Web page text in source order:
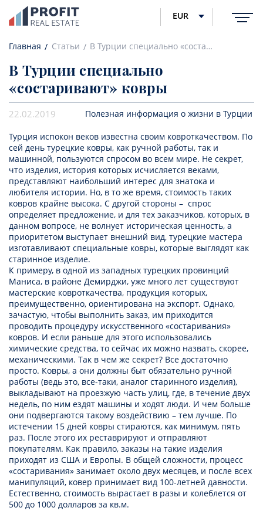
EUR
Главная Статьи В Турции специально «состаривают» ковры
В Турции специально
«состаривают» ковры
22.02.2019 Полезная информация о жизни в Турции
Турция испокон веков известна своим ковроткачеством. По
сей день турецкие ковры, как ручной работы, так и
машинной, пользуются спросом во всем мире. Не секрет,
что изделия, история которых исчисляется веками,
представляют наибольший интерес для знатока и
любителя истории. Но, в то же время, стоимость таких
ковров крайне высока. С другой стороны – спрос
определяет предложение, и для тех заказчиков, которых, в
данном вопросе, не волнует историческая ценность, а
приоритетом выступает внешний вид, турецкие мастера
изготавливают специальные ковры, которые выглядят как
старинное изделие.
К примеру, в одной из западных турецких провинций
Маниса, в районе Демирджи, уже много лет существуют
мастерские ковроткачества, продукция которых,
преимущественно, ориентирована на экспорт. Однако,
зачастую, чтобы выполнить заказ, им приходится
проводить процедуру искусственного «состаривания»
ковров. И если раньше для этого использовались
химические средства, то сейчас их можно назвать, скорее,
механическими. Так в чем же секрет? Все достаточно
просто. Ковры, а они должны быт обязательно ручной
работы (ведь это, все-таки, аналог старинного изделия),
выкладывают на проезжую часть улиц, где, в течение двух
недель, по ним ездят машины и ходят люди. И чем больше
они подвергаются такому воздействию – тем лучше. По
истечении 15 дней ковры стираются, как минимум, пять
раз. После этого их реставрируют и отправляют
покупателям. Как правило, заказы на такие изделия
приходят из США и Европы. В общей сложности, процесс
«состаривания» занимает около двух месяцев, и после всех
манипуляций, ковер принимает вид 100-летней давности.
Естественно, стоимость вырастает в разы и колеблется от
500 до 1000 долларов за кв.м.